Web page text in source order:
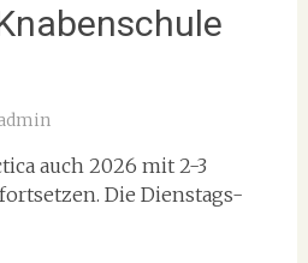
auch 2026 mit 2-3
Die Dienstags-